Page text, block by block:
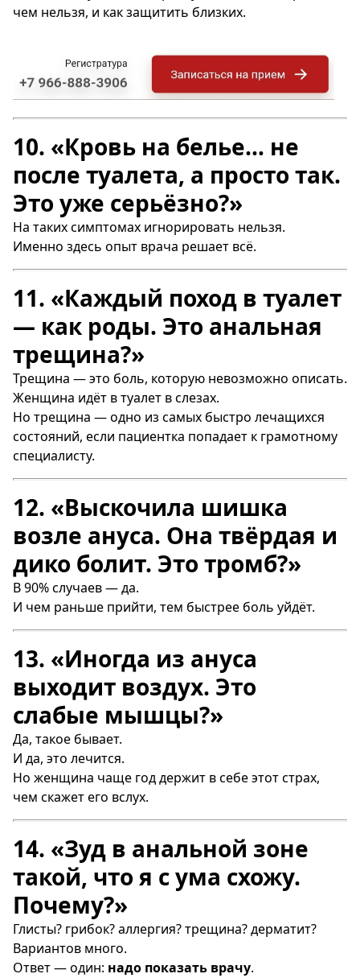
чем нельзя, и как защитить близких.
10. «Кровь на белье… не
после туалета, а просто так.
Это уже серьёзно?»
На таких симптомах игнорировать нельзя.
Именно здесь опыт врача решает всё.
11. «Каждый поход в туалет
— как роды. Это анальная
трещина?»
Трещина — это боль, которую невозможно описать.
Женщина идёт в туалет в слезах.
Но трещина — одно из самых быстро лечащихся
состояний, если пациентка попадает к грамотному
специалисту.
12. «Выскочила шишка
возле ануса. Она твёрдая и
дико болит. Это тромб?»
В 90% случаев — да.
И чем раньше прийти, тем быстрее боль уйдёт.
13. «Иногда из ануса
выходит воздух. Это
слабые мышцы?»
Да, такое бывает.
И да, это лечится.
Но женщина чаще год держит в себе этот страх,
чем скажет его вслух.
14. «Зуд в анальной зоне
такой, что я с ума схожу.
Почему?»
Глисты? грибок? аллергия? трещина? дерматит?
Вариантов много.
Ответ — один: надо показать врачу.